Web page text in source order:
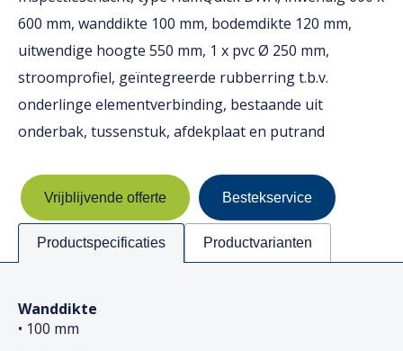
600 mm, wanddikte 100 mm, bodemdikte 120 mm,
uitwendige hoogte 550 mm, 1 x pvc Ø 250 mm,
stroomprofiel, geïntegreerde rubberring t.b.v.
onderlinge elementverbinding, bestaande uit
onderbak, tussenstuk, afdekplaat en putrand
Vrijblijvende offerte Bestekservice
Productspecificaties Productvarianten
Wanddikte
• 100 mm